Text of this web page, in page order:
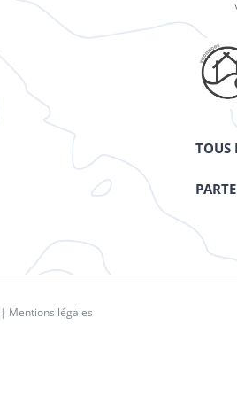
TOUS
| Mentions légales